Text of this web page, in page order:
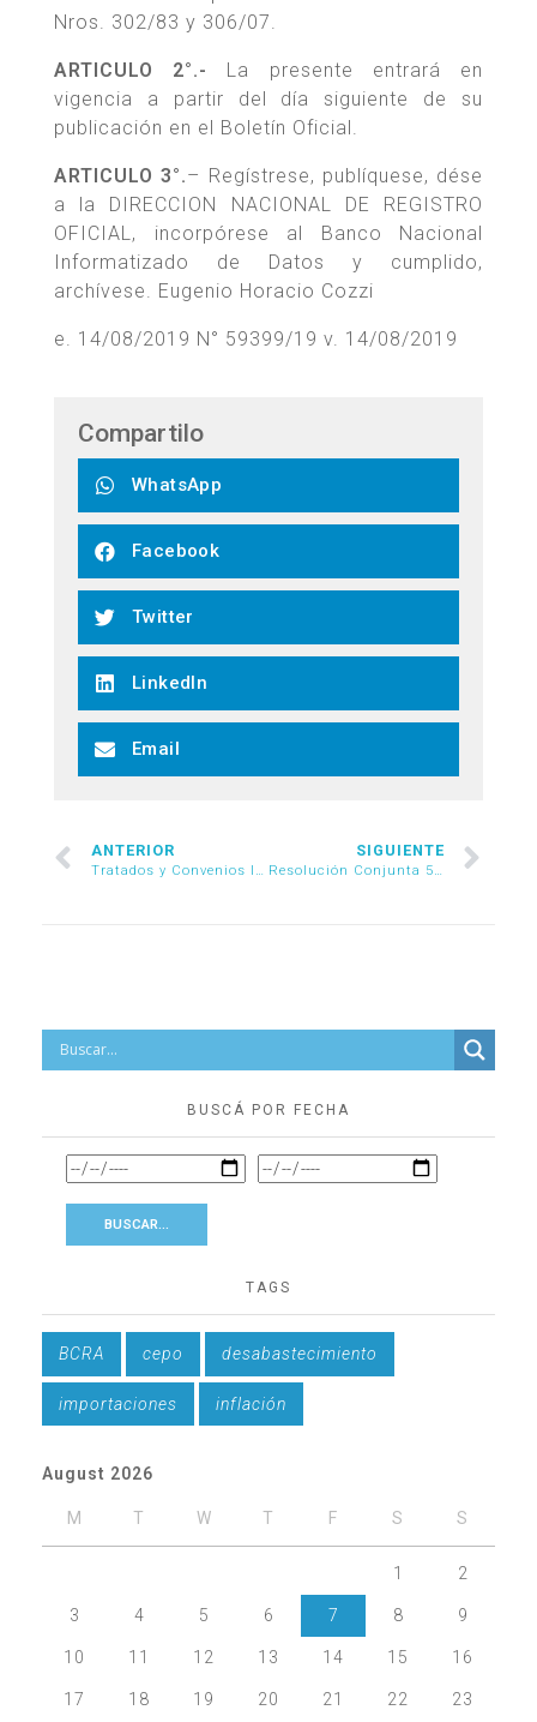
Nros. 302/83 y 306/07.
ARTICULO 2°.-
La presente entrará en
vigencia a partir del día siguiente de su
publicación en el Boletín Oficial.
ARTICULO 3°.– Regístrese, publíquese, dése
a la DIRECCION NACIONAL DE REGISTRO
OFICIAL, incorpórese al Banco Nacional
Informatizado de Datos y cumplido,
archívese. Eugenio Horacio Cozzi
e. 14/08/2019 N° 59399/19 v. 14/08/2019
Compartilo
WhatsApp
Facebook
Twitter
LinkedIn
Email
ANTERIOR
Tratados y Convenios Internacionales
SIGUIENTE
Resolución Conjunta 57/2019
BUSCÁ POR FECHA
TAGS
BCRA cepo desabastecimiento
importaciones inflación
August 2026
M T W T F S S
1 2
3 4 5 6 7 8 9
10 11 12 13 14 15 16
17 18 19 20 21 22 23